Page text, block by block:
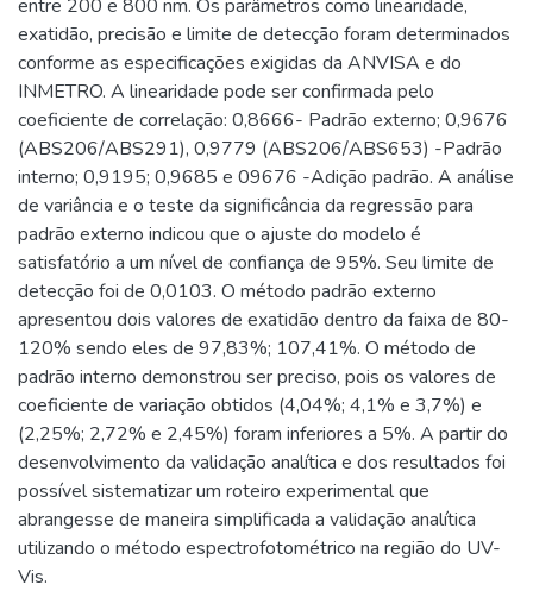
entre 200 e 800 nm. Os parâmetros como linearidade,
exatidão, precisão e limite de detecção foram determinados
conforme as especificações exigidas da ANVISA e do
INMETRO. A linearidade pode ser confirmada pelo
coeficiente de correlação: 0,8666- Padrão externo; 0,9676
(ABS206/ABS291), 0,9779 (ABS206/ABS653) -Padrão
interno; 0,9195; 0,9685 e 09676 -Adição padrão. A análise
de variância e o teste da significância da regressão para
padrão externo indicou que o ajuste do modelo é
satisfatório a um nível de confiança de 95%. Seu limite de
detecção foi de 0,0103. O método padrão externo
apresentou dois valores de exatidão dentro da faixa de 80-
120% sendo eles de 97,83%; 107,41%. O método de
padrão interno demonstrou ser preciso, pois os valores de
coeficiente de variação obtidos (4,04%; 4,1% e 3,7%) e
(2,25%; 2,72% e 2,45%) foram inferiores a 5%. A partir do
desenvolvimento da validação analítica e dos resultados foi
possível sistematizar um roteiro experimental que
abrangesse de maneira simplificada a validação analítica
utilizando o método espectrofotométrico na região do UV-
Vis.